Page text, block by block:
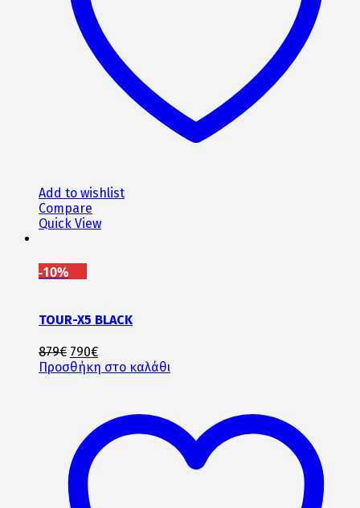
Add to wishlist
Compare
Quick View
-10%
TOUR-X5 BLACK
879€ Original
price
790€Η
τρέχουσα
790€.
Προσθήκη στο καλάθι